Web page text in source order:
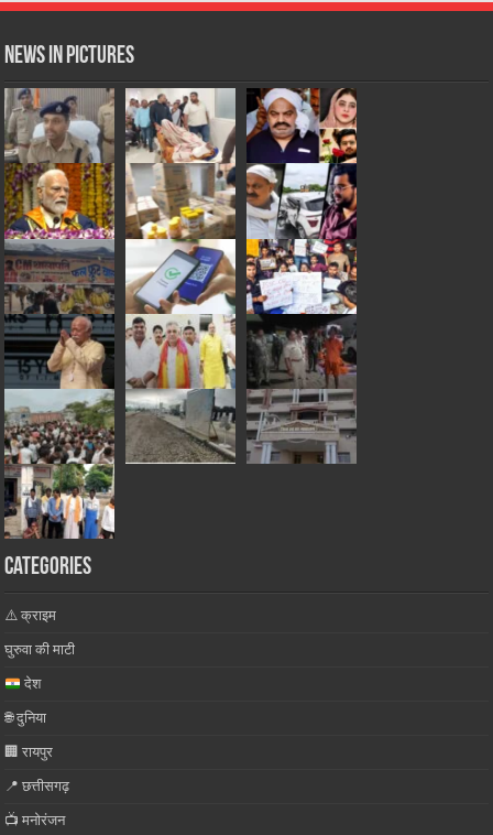
News in Pictures
Categories
⚠️ क्राइम
घुरुवा की माटी
देश
🌐 दुनिया
🏢 रायपुर
📍 छत्तीसगढ़
📺 मनोरंजन